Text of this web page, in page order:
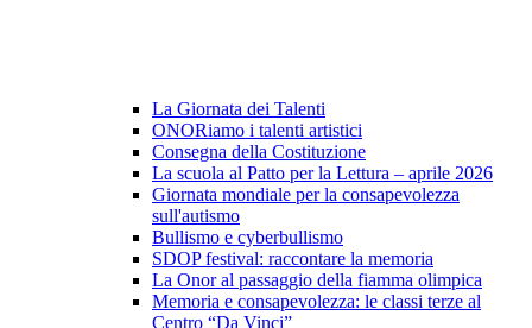
La Giornata dei Talenti
ONORiamo i talenti artistici
Consegna della Costituzione
La scuola al Patto per la Lettura – aprile 2026
Giornata mondiale per la consapevolezza
sull'autismo
Bullismo e cyberbullismo
SDOP festival: raccontare la memoria
La Onor al passaggio della fiamma olimpica
Memoria e consapevolezza: le classi terze al
Centro “Da Vinci”